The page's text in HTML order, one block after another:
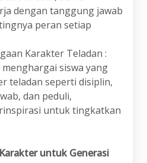
dengan tanggung jawab
peran setiap
Karakter Teladan :
siswa yang
teladan seperti disiplin,
dan peduli,
untuk tingkatkan
untuk Generasi